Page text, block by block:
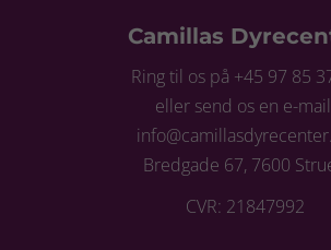
Camillas
Ring til os på +45 97 85
eller send os en e-
Bredgade 67, 7600
CVR: 21847992